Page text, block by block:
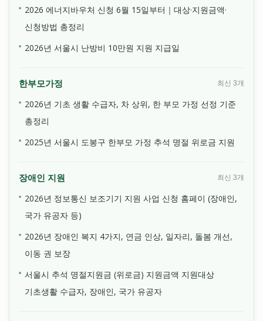
2026 에너지바우처 신청 6월 15일부터｜대상·지원금액·
신청방법 총정리
2026년 서울시 난방비 10만원 지원 지급일
한부모가정 최신 3개
2026년 기초 생활 수급자, 차 상위, 한 부모 가정 선정 기준
총정리
2025년 서울시 도봉구 한부모 가정 추석 명절 위로금 지원
장애인 지원 최신 3개
2026년 정보통신 보조기기 지원 사업 신청 홈페이 (장애인,
국가 유공자 등)
2026년 장애인 복지 4가지, 연금 인상, 일자리, 돌봄 개선,
이동 권 보장
서울시 추석 명절지원금 (위로금) 지원금액 지원대상
기초생활 수급자, 장애인, 국가 유공자